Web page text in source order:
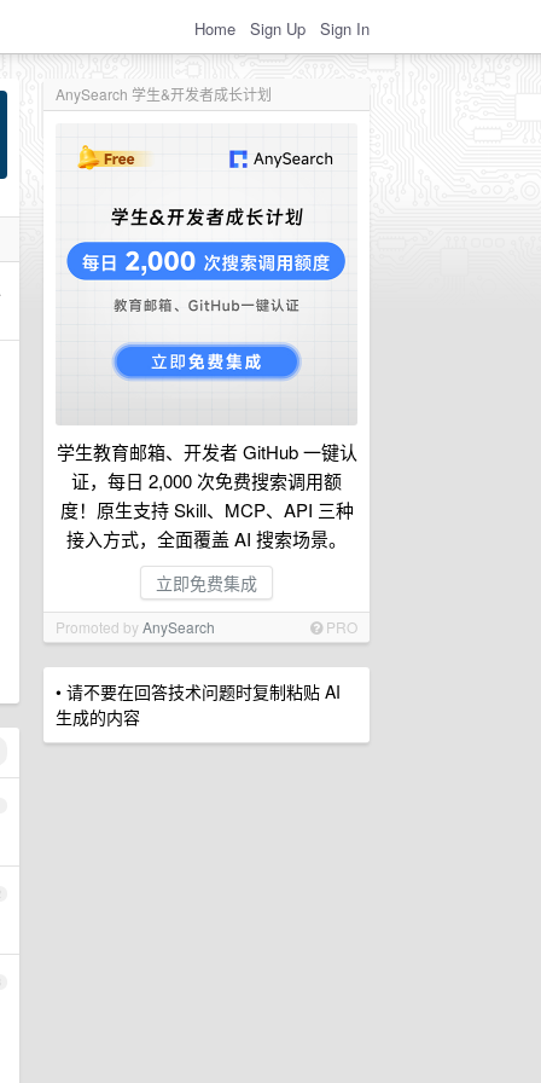
Home Sign Up Sign In
AnySearch 学生&开发者成长计划
学生教育邮箱、开发者 GitHub 一键认
证，每日 2,000 次免费搜索调用额
度！原生支持 Skill、MCP、API 三种
接入方式，全面覆盖 AI 搜索场景。
立即免费集成
Promoted byAnySearch PRO
• 请不要在回答技术问题时复制粘贴 AI
生成的内容